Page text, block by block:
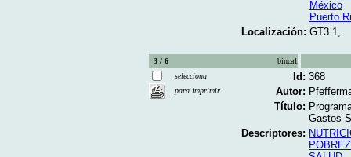
México
Puerto
Localización: GT3.1,
3 / 6
binca1
selecciona
para imprimir
Id: 368
Autor:
Título:
Gastos
Descriptores: